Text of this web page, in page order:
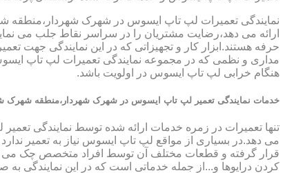
نمایندگی تعمیرات لپ تاپ ایسوس در شهرک شهردار،منطقه
ارائه می دهد،رضایت مشتریان را در سراسر نقاط جلب می
حرفه هستند.ابزار کار و تجهیزاتی که در این نمایندگی جهت
مداری و نظمی که در مجموعه نمایندگی تعمیرات لپ تاپ
هنگام خرابی لپ تاپ ایسوس در اولویت باشد.
خدمات نمایندگی تعمیر لپ تاپ ایسوس در شهرک شهردار،منطقه شهرک
تنها تعمیرات در زمره خدمات ارائه شده توسط نمایندگی
می دهد.در بسیاری از مواقع لپ تاپ ایسوس نیاز به تعمیر
قرار گرفته و قطعات مختلف آن توسط افراد متخصص چک می
کردن درایوها و...از جمله خدماتی است که در این